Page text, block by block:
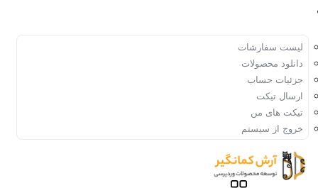
لیست سفارشات
دانلود محصولات
جزئیات حساب
ارسال تیکت
تیکت های من
خروج از سیستم